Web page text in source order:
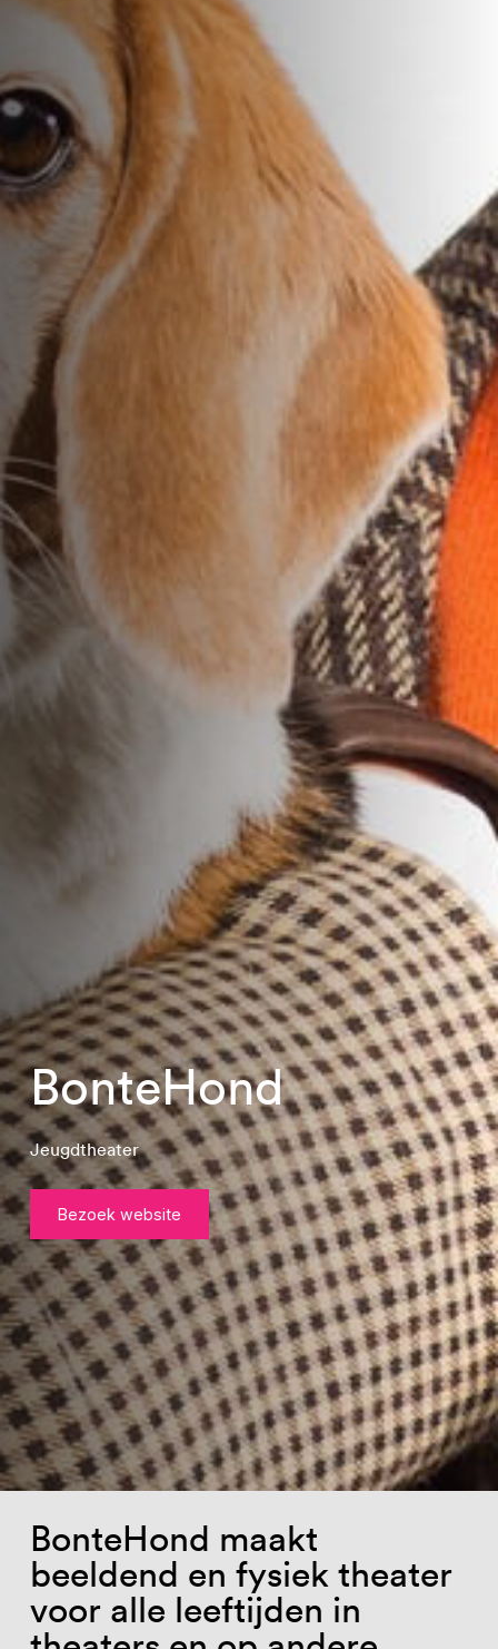
BonteHond
Jeugdtheater
Bezoek website
BonteHond maakt
beeldend en fysiek theater
voor alle leeftijden in